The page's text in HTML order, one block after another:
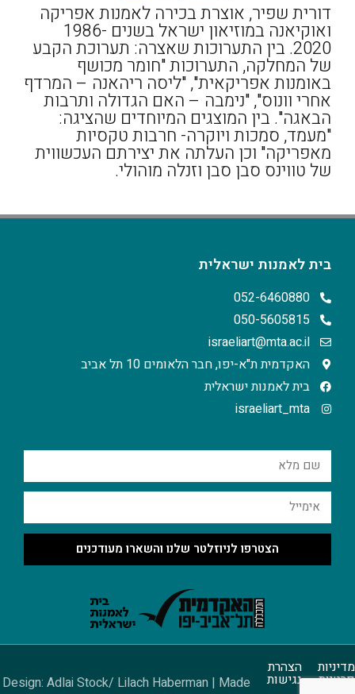
דורית שפיר, אוצרת בכירה לאמנות אפריקה
ואוקיאנה במוזיאון ישראל בשנים 1986-
2020. בין התערוכות שאצרה: תערוכת הקבע
של המחלקה, התערוכות "חומר מכושף
באומנות אפריקאית", "ליסה ריהאנה – המרדף
אחרי וונוס", "נימבה – האם הגדולה ותרבות
הבאגה". בין המוצגים המיוחדים שהציגה:
"מעמד, סמכות ויוקרה- חרבות טקסיות
מאפריקה" וכן העלתה את יצירתם העכשווית
של טווינס סבן סבן וזנלה מוהולי.
בית לאמנות ישראלית
052-6460880
050-5605815
israeliart@mta.ac.il
האקדמית ת"א-יפו, חבר הלאומים 10 תל אביב
בית לאמנות ישראלית
israeliart_mta
הצטרפו לניוזלטר שלנו והשארו מעודכנים
מדיניות
פרטיות
הצהרת
נגישות
Design: Adlai Stock/ Lilach Haberman | Made